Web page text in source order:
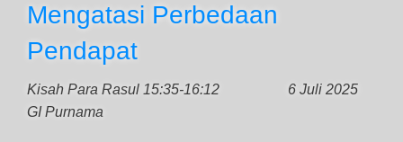
Mengatasi Perbedaan
Pendapat
Kisah Para Rasul 15:35-16:12
6 Juli 2025
GI Purnama